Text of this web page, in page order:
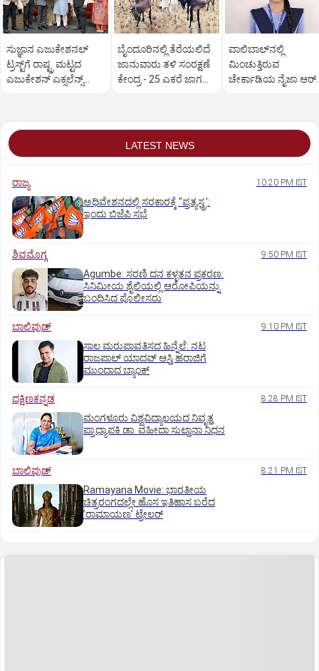
ಸುಜ್ಞಾನ ಎಜುಕೇಶನಲ್‌
ಟ್ರಸ್ಟ್‌ಗೆ ರಾಷ್ಟ್ರ ಮಟ್ಟದ
ಎಜುಕೇಶನ್‌ ಎಕ್ಸಲೆನ್ಸ್‌
ಬೈಂದೂರಿನಲ್ಲಿ ತೆರೆಯಲಿದೆ
ಜಾನುವಾರು ತಳಿ ಸಂರಕ್ಷಣೆ
ಕೇಂದ್ರ - 25 ಎಕರೆ ಜಾಗ
ವಾಲಿಬಾಲ್‌ನಲ್ಲಿ
ಮಿಂಚುತ್ತಿರುವ
ಚೇರ್ಕಾಡಿಯ ನೈಜಾ ಆರ್‌.
LATEST NEWS
ರಾಜ್ಯ 10:20 PM IST
ಅಧಿವೇಶನದಲ್ಲಿ ಸರಕಾರಕ್ಕೆ "ಪ್ರತ್ಯಸ್ತ್ರ':
ಇಂದು ಬಿಜೆಪಿ ಸಭೆ
ಶಿವಮೊಗ್ಗ 9:50 PM IST
Agumbe: ಸರಣಿ ದನ ಕಳ್ಳತನ ಪ್ರಕರಣ:
ಸಿನಿಮೀಯ ಶೈಲಿಯಲ್ಲಿ ಆರೋಪಿಯನ್ನು
ಬಂಧಿಸಿದ ಪೊಲೀಸರು
ಬಾಲಿವುಡ್‌ 9:10 PM IST
ಸಾಲ ಮರುಪಾವತಿಸದ ಹಿನ್ನೆಲೆ: ನಟ
ರಾಜಪಾಲ್ ಯಾದವ್‌ ಆಸ್ತಿ ಹರಾಜಿಗೆ
ಮುಂದಾದ ಬ್ಯಾಂಕ್
ದಕ್ಷಿಣಕನ್ನಡ 8:28 PM IST
ಮಂಗಳೂರು ವಿಶ್ವವಿದ್ಯಾಲಯದ ನಿವೃತ್ತ
ಪ್ರಾಧ್ಯಾಪಕಿ ಡಾ. ವಹೀದಾ ಸುಲ್ತಾನಾ ನಿಧನ
ಬಾಲಿವುಡ್‌ 8:21 PM IST
Ramayana Movie: ಭಾರತೀಯ
ಚಿತ್ರರಂಗದಲ್ಲೇ ಹೊಸ ಇತಿಹಾಸ ಬರೆದ
ʼರಾಮಾಯಣʼ ಟ್ರೇಲರ್